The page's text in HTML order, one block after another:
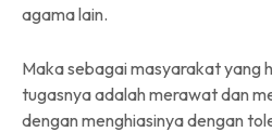
agama lain.
Maka sebagai masyarakat yang
tugasnya adalah merawat dan
dengan menghiasinya dengan